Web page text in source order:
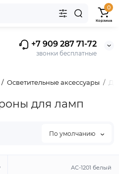
+7 909 287 71-72
звонки бесплатные
0
Корзина
Осветительные аксессуары
для ламп
По умолчанию
АС-1201 белый